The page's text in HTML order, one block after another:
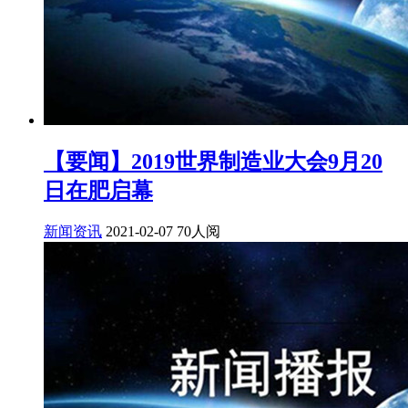
【要闻】2019世界制造业大会9月20
日在肥启幕
新闻资讯 2021-02-07 70人阅